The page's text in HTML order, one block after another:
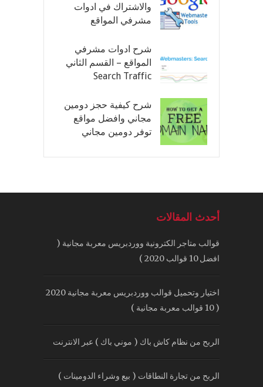
والاشتراك في ادوات
مشرفي المواقع
شرح ادوات مشرفي
المواقع – القسم الثاني
Search Traffic
شرح كيفية حجز دومين
مجاني وافضل مواقع
توفر دومين مجاني
أحدث المقالات
قوالب متاجر الكترونية ووردبريس معربة مجانية (
افضل 10 قوالب 2020 )
اختيار وتحميل قوالب ووردبريس معربة مجانية 2020
( 10 قوالب معربة مجانية )
الربح من نظام كاش باك ( موني باك ) عبر الانترنت
الربح من تجارة النطاقات ( بيع وشراء الدومينات )